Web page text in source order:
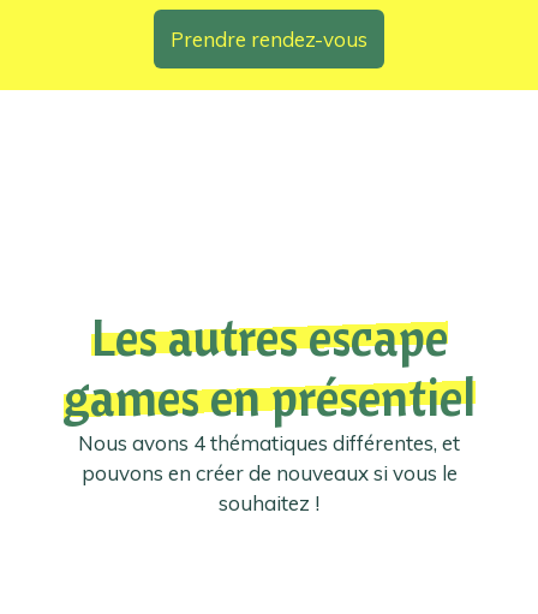
Prendre rendez-vous
Les autres escape
games en présentiel
Nous avons 4 thématiques différentes, et
pouvons en créer de nouveaux si vous le
souhaitez !